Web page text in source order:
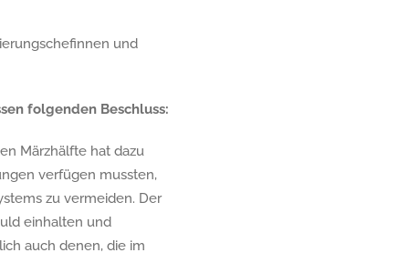
und
folgenden Beschluss:
Märzhälfte hat dazu
verfügen mussten,
zu vermeiden. Der
einhalten und
auch denen, die im